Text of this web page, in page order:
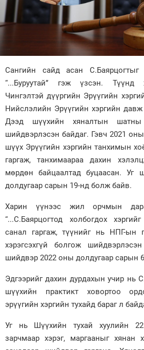
Нийгэм
Зурхай
Сангийн сайд асан
“...Буруутай” гэж үзсэн. Түүнд
Чингэлтэй дүүргийн Эрүүгийн
Нийслэлийн Эрүүгийн хэргийн
Дээд шүүхийн хяналтын шатны
шийдвэрлэсэн байдаг. Гэвч 2021
шүүх Эрүүгийн хэргийн танхимын
гаргаж, танхимаараа дахин
мөрдөн байцаалтад буцаасан. Уг
долдугаар сарын 19-нд болж байв.
Харин үүнээс жил орчмын
“...С.Баярцогтод холбогдох
санал гаргаж, түүнийг нь НПГ-ын
хэрэгсэхгүй болгож
шийдвэр 2022 оны долдугаар сарын
Эдгээрийг дахин дурдахын учир нь
шүүхийн практикт ховортоо
эрүүгийн хэргийн тухайд бараг л
Уг нь Шүүхийн тухай хуулийн
зарчмаар хэрэг, маргааныг хянан